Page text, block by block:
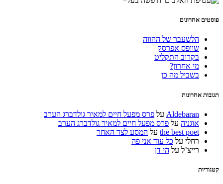
פוסטים אחרונים
הלשעבר של ההווה
שוופס אפרסק
בקרוב התקליט
מי אחרון?
בשביל מה כן
תגובות אחרונות
Aldebaran על פרס מפעל חיים למאיר גולדברג הערב
אוגניה על פרס מפעל חיים למאיר גולדברג הערב
the best poet על המסע לצד האחר
רחלי על כל עוד אני פה
רייצ’ל על הי דן
קטגוריות